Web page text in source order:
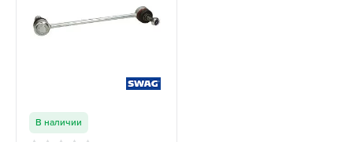
В наличии